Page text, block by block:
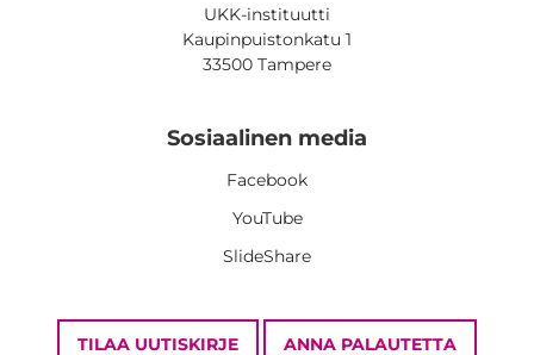
UKK-instituutti
Kaupinpuistonkatu 1
33500 Tampere
Sosiaalinen media
Facebook
YouTube
SlideShare
TILAA UUTISKIRJE ANNA PALAUTETTA